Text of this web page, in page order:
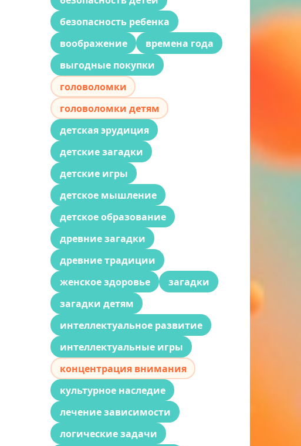
безопасность ребенка
воображение
времена года
выгодные покупки
головоломки
головоломки детям
детская эрудиция
детские загадки
детские игры
детское мышление
детское образование
древние загадки
древние традиции
женское здоровье
загадки
загадки детям
интеллектуальное развитие
интеллектуальные игры
концентрация внимания
культурное наследие
лечение зависимости
логические задачи